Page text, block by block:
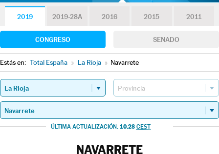
2019 2019-28A 2016 2015 2011
CONGRESO SENADO
Estás en: Total España » La Rioja » Navarrete
ÚLTIMA ACTUALIZACIÓN: 10.28 CEST
NAVARRETE